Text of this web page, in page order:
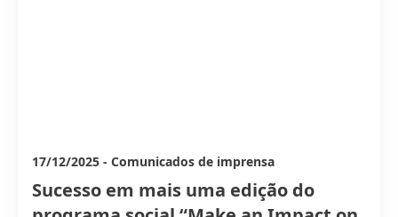
17/12/2025 - Comunicados de imprensa
Sucesso em mais uma edição do